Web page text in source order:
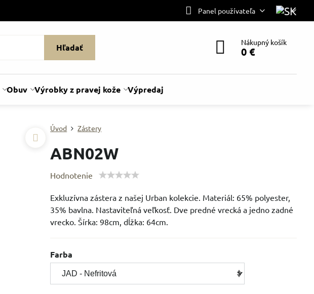
Panel používateľa
Hľadať Nákupný košík
0 €
Obuv Výrobky z pravej kože Výpredaj
Úvod Zástery
ABN02W
Hodnotenie
Exkluzívna zástera z našej Urban kolekcie. Materiál: 65% polyester,
35% bavlna. Nastaviteľná veľkosť. Dve predné vrecká a jedno zadné
vrecko. Šírka: 98cm, dĺžka: 64cm.
Farba